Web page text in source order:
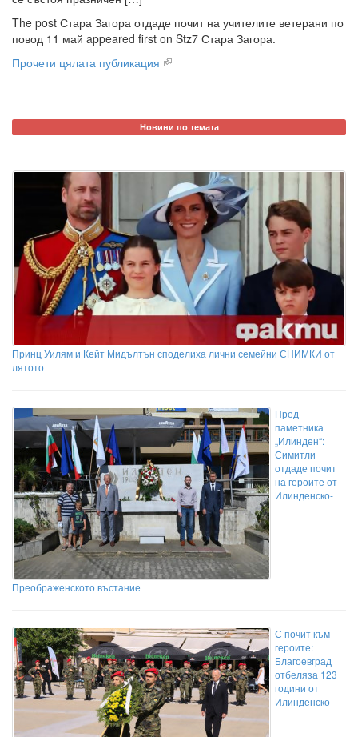
The post Стара Загора отдаде почит на учителите ветерани по
повод 11 май appeared first on Stz7 Стара Загора.
Прочети цялата публикация
Новини по темата
Принц Уилям и Кейт Мидълтън споделиха лични семейни СНИМКИ от
лятото
Пред
паметника
„Илинден“:
Симитли
отдаде почит
на героите от
Илинденско-
Преображенското въстание
С почит към
героите:
Благоевград
отбеляза 123
години от
Илинденско-